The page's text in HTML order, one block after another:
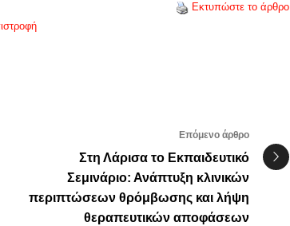
Εκτυπώστε το άρθρο
Επόμενο άρθρο
Στη Λάρισα το Εκπαιδευτικό
Σεμινάριο: Ανάπτυξη κλινικών
περιπτώσεων θρόμβωσης και λήψη
θεραπευτικών αποφάσεων